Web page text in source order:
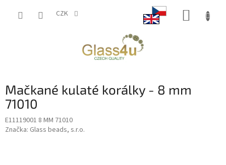
CZK
Mačkané kulaté korálky - 8 mm
71010
E11119001 8 MM 71010
Značka: Glass beads, s.r.o.